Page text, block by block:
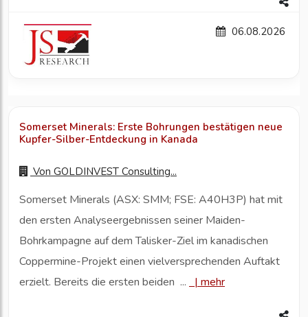
06.08.2026
Somerset Minerals: Erste Bohrungen bestätigen neue
Kupfer-Silber-Entdeckung in Kanada
Von GOLDINVEST Consulting...
Somerset Minerals (ASX: SMM; FSE: A40H3P) hat mit
den ersten Analyseergebnissen seiner Maiden-
Bohrkampagne auf dem Talisker-Ziel im kanadischen
Coppermine-Projekt einen vielversprechenden Auftakt
erzielt. Bereits die ersten beiden ...
| mehr